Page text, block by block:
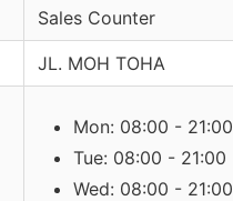
Sales Counter
JL. MOH TOHA
Mon: 08:00 - 21:00
Tue: 08:00 - 21:00
Wed: 08:00 - 21:00